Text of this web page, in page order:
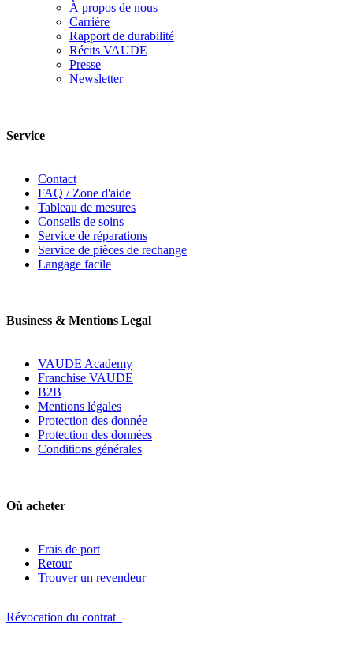
À propos de nous
Carrière
Rapport de durabilité
Récits VAUDE
Presse
Newsletter
Service
Contact
FAQ / Zone d'aide
Tableau de mesures
Conseils de soins
Service de réparations
Service de pièces de rechange
Langage facile
Business & Mentions Legal
VAUDE Academy
Franchise VAUDE
B2B
Mentions légales
Protection des donnée
Protection des données
Conditions générales
Où acheter
Frais de port
Retour
Trouver un revendeur
Révocation du contrat